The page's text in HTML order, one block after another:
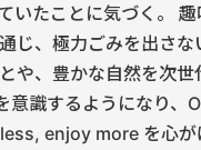
いたことに気づく。
じ、極力ごみを出さな
や、豊かな自然を次世
意識するようになり、
enjoy more を心が